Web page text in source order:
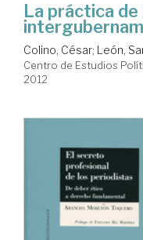
La práctica
Colino, César; León,
Centro de Estudios
2012